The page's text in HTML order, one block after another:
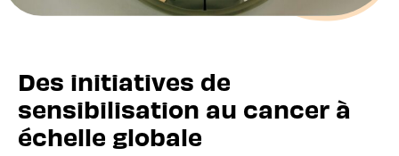
Des initiatives de
sensibilisation au cancer à
échelle globale